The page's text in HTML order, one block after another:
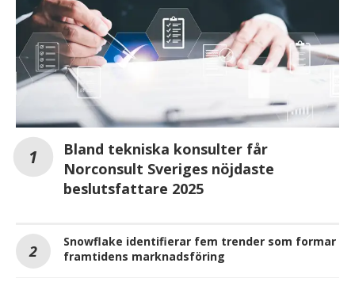
Bland tekniska konsulter får
Norconsult Sveriges nöjdaste
beslutsfattare 2025
Snowflake identifierar fem trender som formar
framtidens marknadsföring